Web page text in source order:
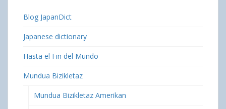
Blog JapanDict
Japanese dictionary
Hasta el Fin del Mundo
Mundua Bizikletaz
Mundua Bizikletaz Amerikan